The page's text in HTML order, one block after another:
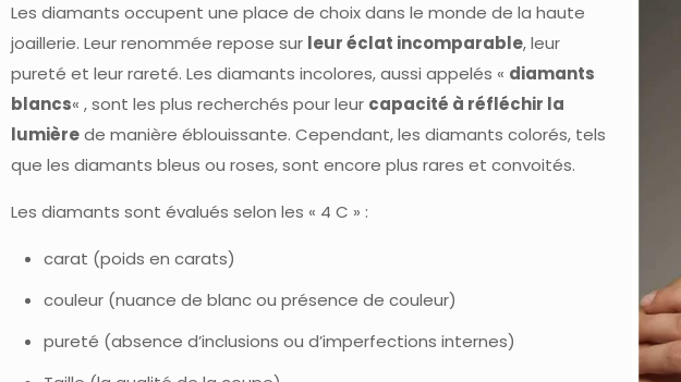
Les diamants occupent une place de choix dans le monde de la haute
joaillerie. Leur renommée repose sur leur éclat incomparable, leur
pureté et leur rareté. Les diamants incolores, aussi appelés « diamants
blancs« , sont les plus recherchés pour leur capacité à réfléchir la
lumièrede manière éblouissante. Cependant, les diamants colorés, tels
que les diamants bleus ou roses, sont encore plus rares et convoités.
Les diamants sont évalués selon les « 4 C » :
carat (poids en carats)
couleur (nuance de blanc ou présence de couleur)
pureté (absence d’inclusions ou d’imperfections internes)